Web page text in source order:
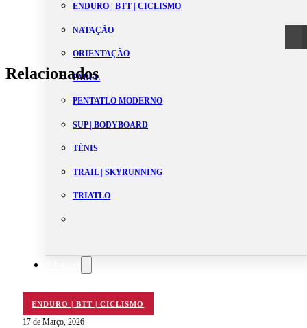
ENDURO | BTT | CICLISMO
NATAÇÃO
ORIENTAÇÃO
PADEL
PENTATLO MODERNO
SUP | BODYBOARD
TÉNIS
TRAIL | SKYRUNNING
TRIATLO
Equipamento Nautico
Contacta-nos
Relacionados
ENDURO | BTT | CICLISMO
17 de Março, 2026